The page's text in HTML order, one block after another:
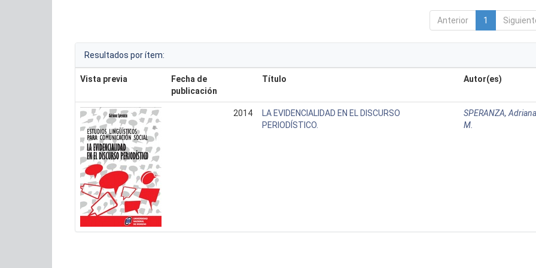
Anterior 1
Resultados por ítem:
Vista previa
Fecha de
publicación
Título Autor(es)
2014
LA EVIDENCIALIDAD EN EL DISCURSO
PERIODÍSTICO.
SPERANZA, Adriana
M.